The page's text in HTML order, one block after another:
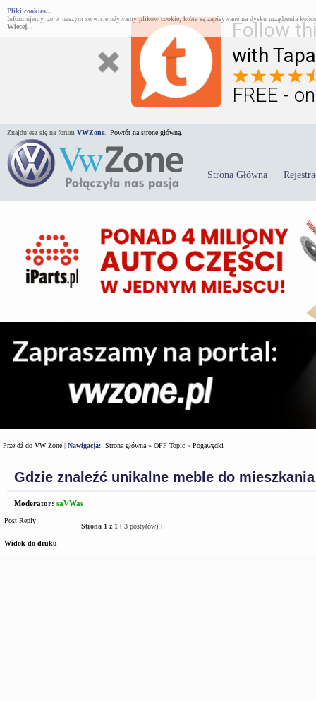
Follow
with
FREE -
Pliki cookies...
Informujemy, że w naszym serwisie używamy plików cookie, które są zapisywane na dysku urządzenia
Więcej...
Znajdujesz się na forum VWZone Powrót na stronę główną.
Strona Główna
Przejdź do VW Zone | Nawigacja: Strona główna » OFF Topic » Pogawędki
Gdzie znaleźć unikalne meble do mieszkania
Moderator: saVWas
Post Reply
Strona 1 z 1 [ 3 posty(ów) ]
Widok do druku